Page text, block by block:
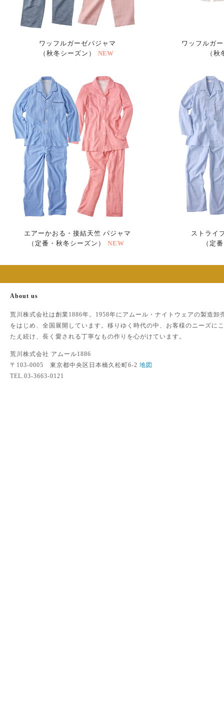
ワッフルガーゼパジャマ
（秋冬シーズン）
NEW
ワッフルガ
（
エアーかおる・接結天竺 パジャマ
（定番・秋冬シーズン）
NEW
ストライ
（定
About us
荒川株式会社は創業1886年。1958年にアムール・ナイトウェアの製造卸
をはじめ、全国展開しています。移りゆく時代の中、お客様のニーズにこ
たえ続け、長く愛される丁寧なもの作りを心がけています。
荒川株式会社 アムール1886
〒103-0005 東京都中央区日本橋久松町6-2 地図
TEL.03-3663-0121